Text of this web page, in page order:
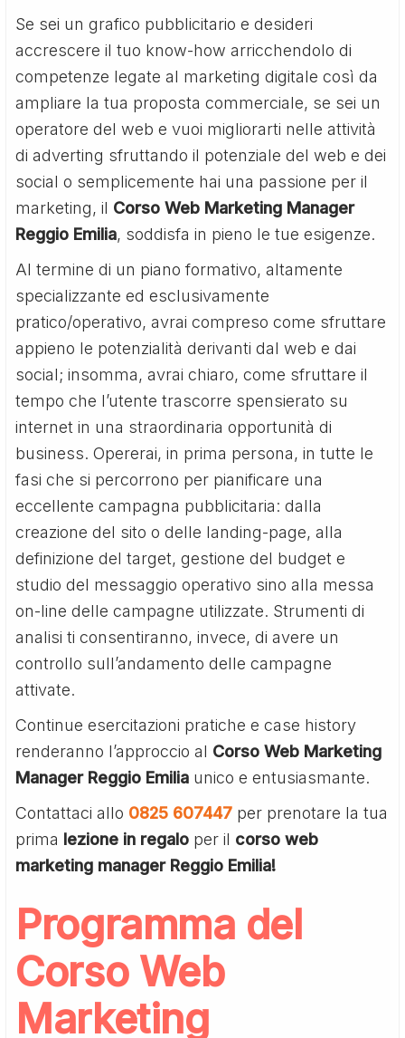
Se sei un grafico pubblicitario e desideri
accrescere il tuo know-how arricchendolo di
competenze legate al marketing digitale così da
ampliare la tua proposta commerciale, se sei un
operatore del web e vuoi migliorarti nelle attività
di adverting sfruttando il potenziale del web e dei
social o semplicemente hai una passione per il
marketing, il Corso Web Marketing Manager
Reggio Emilia, soddisfa in pieno le tue esigenze.
Al termine di un piano formativo, altamente
specializzante ed esclusivamente
pratico/operativo, avrai compreso come sfruttare
appieno le potenzialità derivanti dal web e dai
social; insomma, avrai chiaro, come sfruttare il
tempo che l’utente trascorre spensierato su
internet in una straordinaria opportunità di
business. Opererai, in prima persona, in tutte le
fasi che si percorrono per pianificare una
eccellente campagna pubblicitaria: dalla
creazione del sito o delle landing-page, alla
definizione del target, gestione del budget e
studio del messaggio operativo sino alla messa
on-line delle campagne utilizzate. Strumenti di
analisi ti consentiranno, invece, di avere un
controllo sull’andamento delle campagne
attivate.
Continue esercitazioni pratiche e case history
renderanno l’approccio al Corso Web Marketing
Manager Reggio Emilia unico e entusiasmante.
Contattaci allo 0825 607447 per prenotare la tua
prima lezione in regalo per il corso web
marketing manager Reggio Emilia!
Programma del
Corso Web
Marketing